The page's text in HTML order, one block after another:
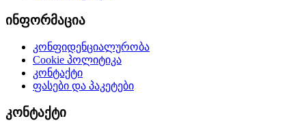
ინფორმაცია
კონფიდენციალურობა
Cookie პოლიტიკა
კონტაქტი
ფასები და პაკეტები
კონტაქტი